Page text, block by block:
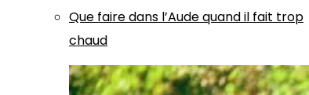
Que faire dans l’Aude quand il fait trop
chaud